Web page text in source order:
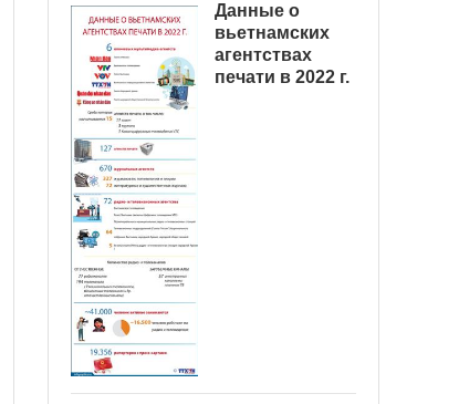
Данные о
вьетнамских
агентствах
печати в 2022 г.